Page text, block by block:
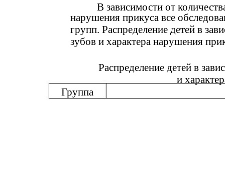
В зависимости от
нарушения прикуса все
групп. Распределение детей в
зубов и характера нарушения
Распределение детей в
и
Группа